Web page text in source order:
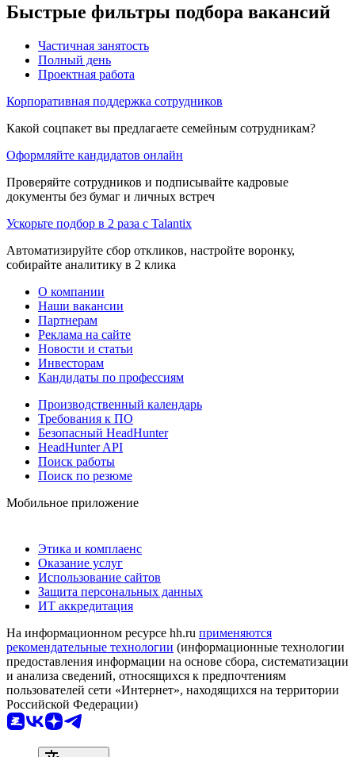
Быстрые фильтры подбора вакансий
Частичная занятость
Полный день
Проектная работа
Корпоративная поддержка сотрудников
Какой соцпакет вы предлагаете семейным сотрудникам?
Оформляйте кандидатов онлайн
Проверяйте сотрудников и подписывайте кадровые
документы без бумаг и личных встреч
Ускорьте подбор в 2 раза с Talantix
Автоматизируйте сбор откликов, настройте воронку,
собирайте аналитику в 2 клика
О компании
Наши вакансии
Партнерам
Реклама на сайте
Новости и статьи
Инвесторам
Кандидаты по профессиям
Производственный календарь
Требования к ПО
Безопасный HeadHunter
HeadHunter API
Поиск работы
Поиск по резюме
Мобильное приложение
Этика и комплаенс
Оказание услуг
Использование сайтов
Защита персональных данных
ИТ аккредитация
На информационном ресурсе hh.ru применяются
рекомендательные технологии (информационные технологии
предоставления информации на основе сбора, систематизации
и анализа сведений, относящихся к предпочтениям
пользователей сети «Интернет», находящихся на территории
Российской Федерации)